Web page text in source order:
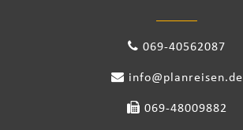
069-40562087
info@planreisen.de
069-48009882